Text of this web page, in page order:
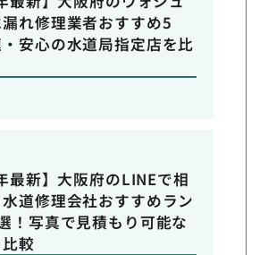
れ修理業者おすすめ5
安心の水道局指定店を比
最新】大阪府のLINEで相
道修理会社おすすめラン
！写真で見積もり可能な
較